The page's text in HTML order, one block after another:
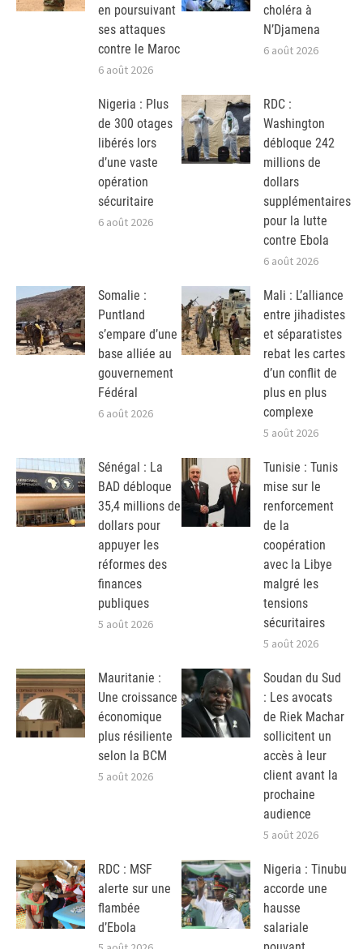
en poursuivant
ses attaques
contre le Maroc
6 août 2026
choléra à
N’Djamena
6 août 2026
Nigeria : Plus
de 300 otages
libérés lors
d’une vaste
opération
sécuritaire
6 août 2026
RDC :
Washington
débloque 242
millions de
dollars
supplémentaires
pour la lutte
contre Ebola
6 août 2026
Somalie :
Puntland
s’empare d’une
base alliée au
gouvernement
Fédéral
6 août 2026
Mali : L’alliance
entre jihadistes
et séparatistes
rebat les cartes
d’un conflit de
plus en plus
complexe
5 août 2026
Sénégal : La
BAD débloque
35,4 millions de
dollars pour
appuyer les
réformes des
finances
publiques
5 août 2026
Tunisie : Tunis
mise sur le
renforcement
de la
coopération
avec la Libye
malgré les
tensions
sécuritaires
5 août 2026
Mauritanie :
Une croissance
économique
plus résiliente
selon la BCM
5 août 2026
Soudan du Sud
: Les avocats
de Riek Machar
sollicitent un
accès à leur
client avant la
prochaine
audience
5 août 2026
RDC : MSF
alerte sur une
flambée
d’Ebola
Nigeria : Tinubu
accorde une
hausse
salariale